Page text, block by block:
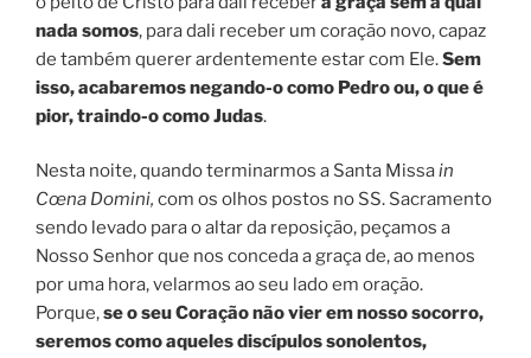
nada somos, para dali receber um coração novo, capaz
de também querer ardentemente estar com Ele.Sem
isso, acabaremos negando-o como Pedro ou, o que é
pior, traindo-o como Judas.
Nesta noite, quando terminarmos a Santa Missain
Cœna Domini, com os olhos postos no SS. Sacramento
sendo levado para o altar da reposição, peçamos a
Nosso Senhor que nos conceda a graça de, ao menos
por uma hora, velarmos ao seu lado em oração.
Porque,se o seu Coração não vier em nosso socorro,
seremos como aqueles discípulos sonolentos,